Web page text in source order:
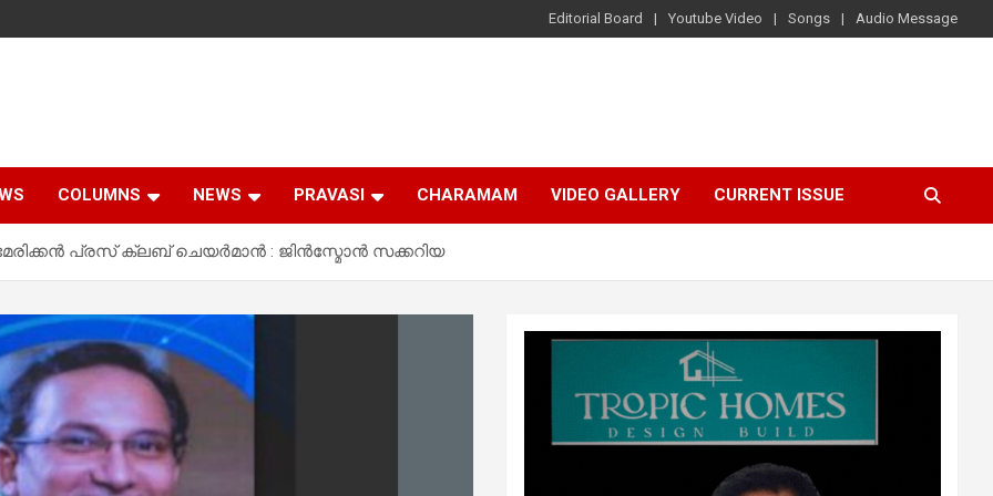
Editorial Board Youtube Video Songs Audio Message
COLUMNS NEWS PRAVASI CHARAMAM VIDEO GALLERY CURRENT ISSUE
പ്രസ് ക്ലബ് ചെയർമാൻ : ജിൻസ്മോൻ സക്കറിയ